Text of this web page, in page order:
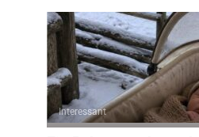
Interessant